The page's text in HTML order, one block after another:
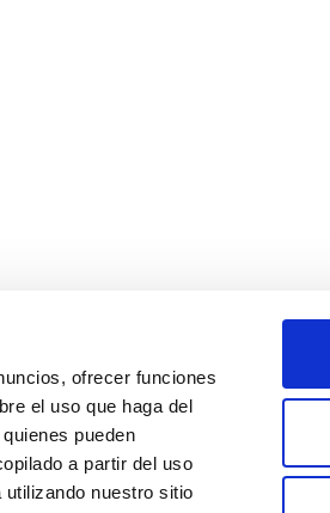
ofrecer funciones
el uso que haga del
pueden
a partir del uso
nuestro sitio